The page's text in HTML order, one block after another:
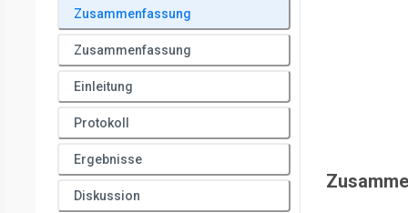
Department of Surgery,
6 Department of Microbiology, Monash Biomedicine
Zusammenfassung
Zusammenfassung
Einleitung
Protokoll
Ergebnisse
Diskussion